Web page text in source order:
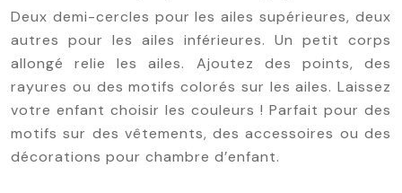
Deux demi-cercles pour les ailes supérieures, deux
autres pour les ailes inférieures. Un petit corps
allongé relie les ailes. Ajoutez des points, des
rayures ou des motifs colorés sur les ailes. Laissez
votre enfant choisir les couleurs ! Parfait pour des
motifs sur des vêtements, des accessoires ou des
décorations pour chambre d’enfant.